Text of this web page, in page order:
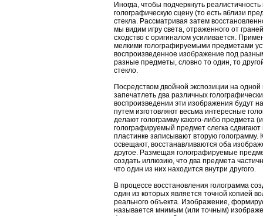
Иногда, чтобы подчеркнуть
голографическую сцену (то есть вблизи
стекла. Рассматривая затем
мы видим игру света, отраженного от
сходство с оригиналом усиливается.
мелкими голографируемыми предметами
воспроизведенное изображение под
разные предметы, словно то один, то
стекло.
Посредством двойной экспозиции на
запечатлеть два различных
воспроизведении эти изображения будут
путем изготовляют весьма интересные
делают голограмму какого-либо предмета
голографируемый предмет слегка
пластинке записывают вторую голограмму.
освещают, восстанавливаются оба
другое. Размещая голографируемые
создать иллюзию, что два предмета
что один из них находится внутри другого.
В процессе восстановления голограмма
один из которых является точной копией
реального объекта. Изображение,
называется мнимым (или точным)